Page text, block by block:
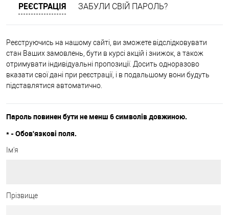
РЕЄСТРАЦІЯ ЗАБУЛИ СВІЙ ПАРОЛЬ?
Реєструючись на нашому сайті, ви зможете відслідковувати
стан Ваших замовлень, бути в курсі акцій і знижок, а також
отримувати індивідуальні пропозиції. Досить одноразово
вказати свої дані при реєстрації, і в подальшому вони будуть
підставлятися автоматично.
Пароль повинен бути не менш 6 символів довжиною.
* - Обов'язкові поля.
Ім'я
Прізвище